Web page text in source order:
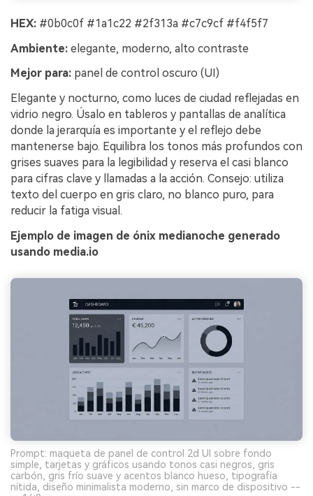
HEX: #0b0c0f #1a1c22 #2f313a #c7c9cf #f4f5f7
Ambiente: elegante, moderno, alto contraste
Mejor para: panel de control oscuro (UI)
Elegante y nocturno, como luces de ciudad reflejadas en
vidrio negro. Úsalo en tableros y pantallas de analítica
donde la jerarquía es importante y el reflejo debe
mantenerse bajo. Equilibra los tonos más profundos con
grises suaves para la legibilidad y reserva el casi blanco
para cifras clave y llamadas a la acción. Consejo: utiliza
texto del cuerpo en gris claro, no blanco puro, para
reducir la fatiga visual.
Ejemplo de imagen de ónix medianoche generado
usando media.io
Prompt: maqueta de panel de control 2d UI sobre fondo
simple, tarjetas y gráficos usando tonos casi negros, gris
carbón, gris frío suave y acentos blanco hueso, tipografía
nítida, diseño minimalista moderno, sin marco de dispositivo --